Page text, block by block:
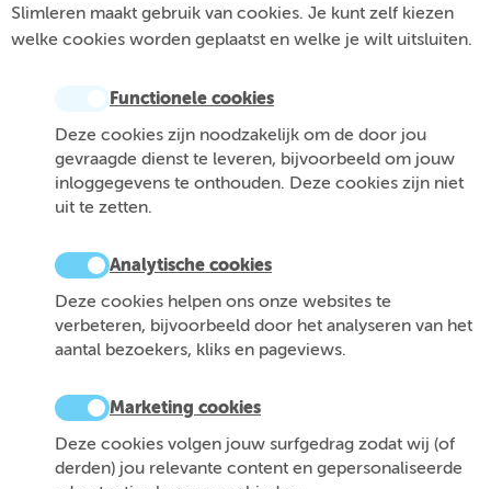
Slimleren maakt gebruik van cookies. Je kunt zelf kiezen
welke cookies worden geplaatst en welke je wilt uitsluiten.
Functionele cookies
Deze cookies zijn noodzakelijk om de door jou
gevraagde dienst te leveren, bijvoorbeeld om jouw
inloggegevens te onthouden. Deze cookies zijn niet
uit te zetten.
Analytische cookies
Deze cookies helpen ons onze websites te
verbeteren, bijvoorbeeld door het analyseren van het
aantal bezoekers, kliks en pageviews.
Marketing cookies
Deze cookies volgen jouw surfgedrag zodat wij (of
derden) jou relevante content en gepersonaliseerde